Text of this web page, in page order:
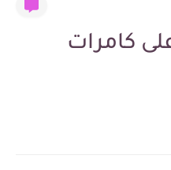
كامرات